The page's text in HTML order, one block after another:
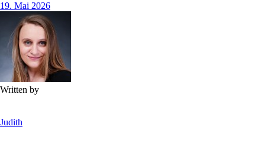
19. Mai 2026
Written by
Judith